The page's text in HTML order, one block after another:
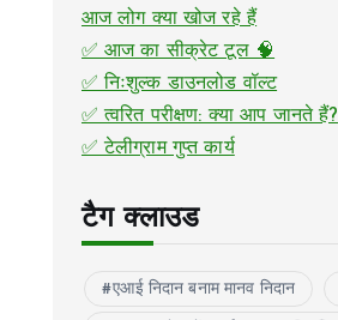
आज लोग क्या खोज रहे हैं
✅ आज का सीक्रेट टूल 🧠
✅ निःशुल्क डाउनलोड वॉल्ट
✅ त्वरित परीक्षण: क्या आप जानते हैं?
✅ टेलीग्राम गुप्त कार्य
टैग क्लाउड
एआई निदान बनाम मानव निदान